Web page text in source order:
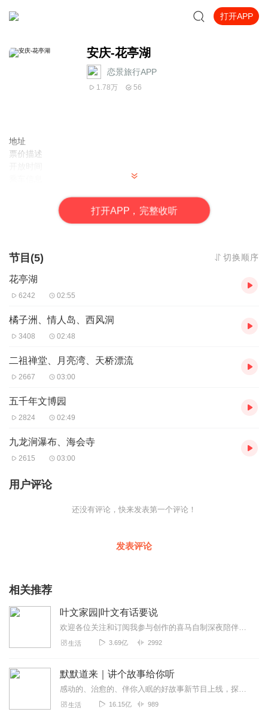
打开APP
安庆-花亭湖
恋景旅行APP
1.78万 56
地址
票价描述
打开APP，完整收听
节目(5) 切换顺序
花亭湖
6242 02:55
橘子洲、情人岛、西风洞
3408 02:48
二祖禅堂、月亮湾、天桥漂流
2667 03:00
五千年文博园
2824 02:49
九龙涧瀑布、海会寺
2615 03:00
用户评论
还没有评论，快来发表第一个评论！
发表评论
相关推荐
叶文家园|叶文有话要说
欢迎各位关注和订阅我参与创作的喜马自制深夜陪伴谈话栏目《听你说·百态人声》【听你说·百态人声】每晚直播连线真实人间故事|叶文现场互动中|人间冷暖，抱团取暖每周...
生活 3.69亿 2992
默默道来｜讲个故事给你听
感动的、治愈的、伴你入眠的好故事新节目上线，探索现实世界的无尽魅力，追求对生活的真实记录《听见人间真相》（点击名称，直达专辑）网易人间故事集持续更新中，邀您关注...
生活 16.15亿 989